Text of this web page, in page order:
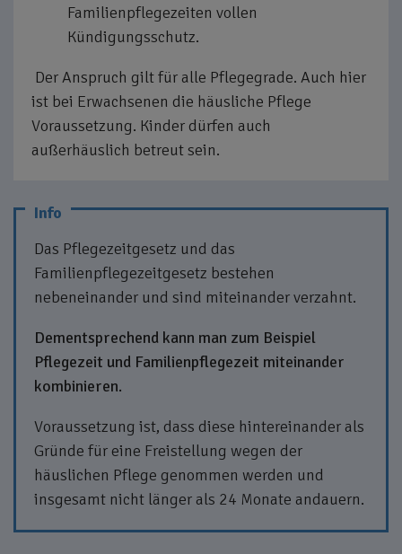
Familienpflegezeiten vollen
Kündigungsschutz.
Der Anspruch gilt für alle Pflegegrade. Auch hier
ist bei Erwachsenen die häusliche Pflege
Voraussetzung. Kinder dürfen auch
außerhäuslich betreut sein.
Das Pflegezeitgesetz und das
Familienpflegezeitgesetz bestehen
nebeneinander und sind miteinander verzahnt.
Dementsprechend kann man zum Beispiel
Pflegezeit und Familienpflegezeit miteinander
kombinieren.
Voraussetzung ist, dass diese hintereinander als
Gründe für eine Freistellung wegen der
häuslichen Pflege genommen werden und
insgesamt nicht länger als 24 Monate andauern.